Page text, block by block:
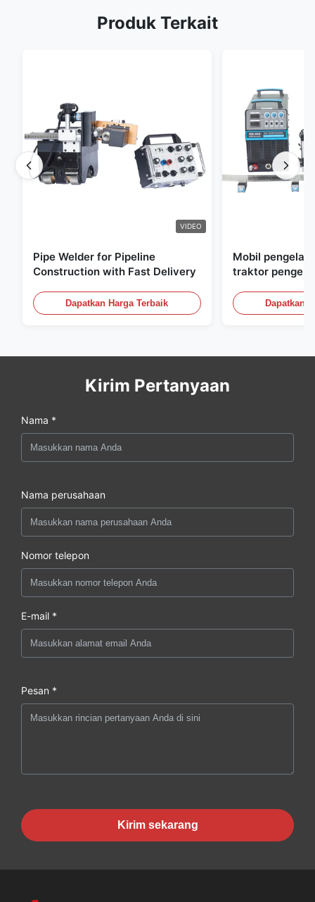
Produk Terkait
VIDEO
Pipe Welder for Pipeline
Construction with Fast Delivery
Dapatkan Harga Terbaik
Mobil
traktor
Dapatkan
Kirim Pertanyaan
Nama *
Nama perusahaan
Nomor telepon
E-mail *
Pesan *
Kirim sekarang